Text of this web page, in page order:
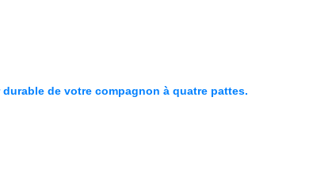
de votre compagnon à quatre pattes.